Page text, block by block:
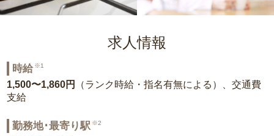
求人情報
時給 ※1
1,500〜1,860円
（ランク時給・指名有無による）、交通費
支給
勤務地･最寄り駅 ※2